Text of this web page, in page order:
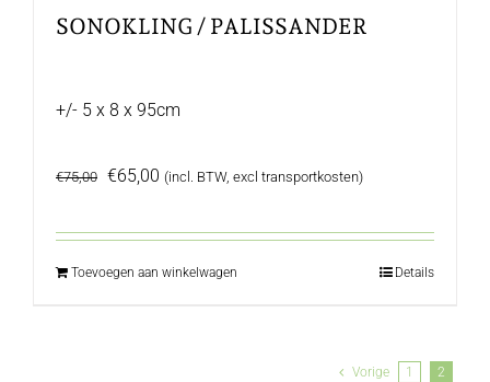
SONOKLING / PALISSANDER
+/- 5 x 8 x 95cm
€75,00 Oorspronkelijke
€65,00 Huidige
(incl. BTW, excl transportkosten)
Toevoegen aan winkelwagen Details
Vorige 1 2